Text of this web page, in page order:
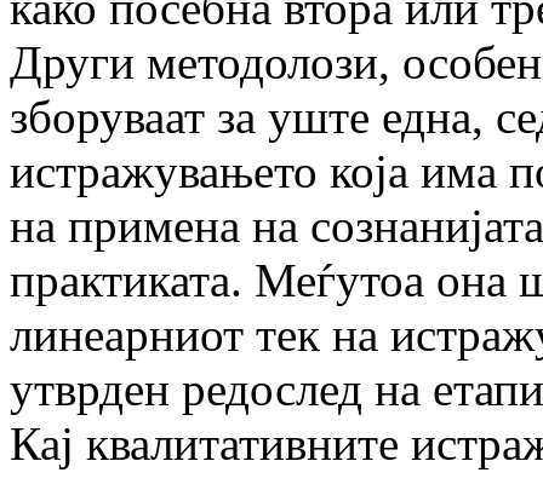
Други методолози,
зборуваат за уште една,
истражувањето која има
на примена на
практиката. Меѓутоа она
линеарниот тек на
утврден редослед на
Кај квалитативните